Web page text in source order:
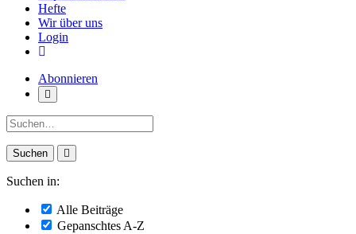
Hefte
Wir über uns
Login
Abonnieren
Suche:
Suchen in:
Alle Beiträge
Gepanschtes A-Z